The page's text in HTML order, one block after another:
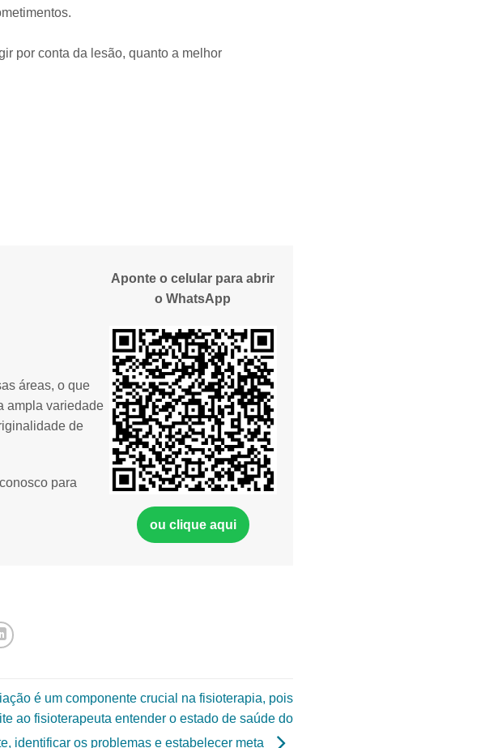
por conta da lesão, quanto a melhor
áreas, o que
ampla variedade
de
para
Aponte o celular para abrir
o WhatsApp
ou clique aqui
é um componente crucial na fisioterapia, pois
ao fisioterapeuta entender o estado de saúde do
identificar os problemas e estabelecer meta